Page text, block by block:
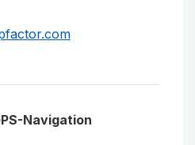
Navigation